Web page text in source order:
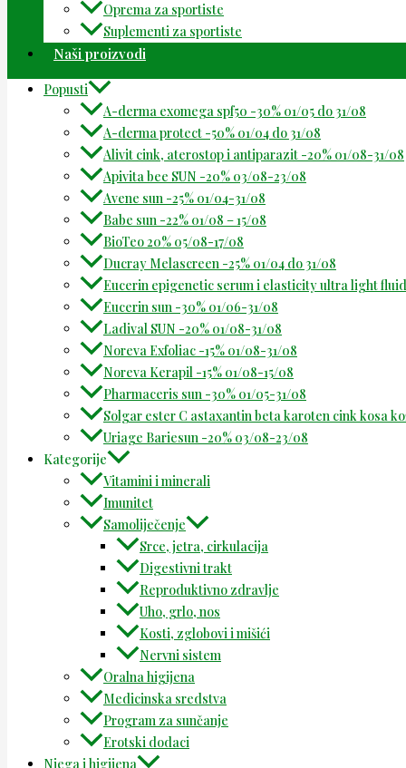
Oprema za sportiste
Suplementi za sportiste
Naši proizvodi
Popusti
A-derma exomega spf50 -30% 01/05 do 31/08
A-derma protect -50% 01/04 do 31/08
Alivit cink, aterostop i antiparazit -20% 01/08-31/08
Apivita bee SUN -20% 03/08-23/08
Avene sun -25% 01/04-31/08
Babe sun -22% 01/08 – 15/08
BioTeo 20% 05/08-17/08
Ducray Melascreen -25% 01/04 do 31/08
Eucerin epigenetic serum i elasticity ultra light
Eucerin sun -30% 01/06-31/08
Ladival SUN -20% 01/08-31/08
Noreva Exfoliac -15% 01/08-31/08
Noreva Kerapil -15% 01/08-15/08
Pharmaceris sun -30% 01/05-31/08
Solgar ester C astaxantin beta karoten cink kosa
Uriage Bariesun -20% 03/08-23/08
Kategorije
Vitamini i minerali
Imunitet
Samoliječenje
Srce, jetra, cirkulacija
Digestivni trakt
Reproduktivno zdravlje
Uho, grlo, nos
Kosti, zglobovi i mišići
Nervni sistem
Oralna higijena
Medicinska sredstva
Program za sunčanje
Erotski dodaci
Njega i higijena